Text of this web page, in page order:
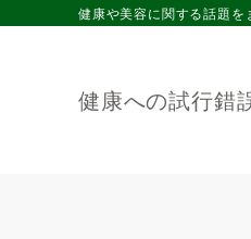
健康への試行錯
健康や美容に関する話題